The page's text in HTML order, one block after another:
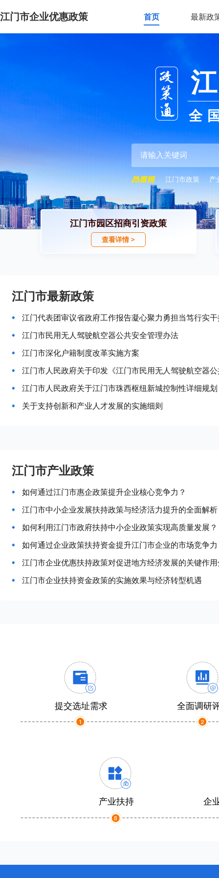
江门市企业优惠政策 首页 最新政
全
江门市政策 产
江门市园区招商引资政策
查看详情 >
江门市最新政策
江门代表团审议省政府工作报告凝心聚力勇担当笃行实
江门市民用无人驾驶航空器公共安全管理办法
江门市深化户籍制度改革实施方案
江门市人民政府关于印发《江门市民用无人驾驶航空器
关于支持创新和产业人才发展的实施细则
江门市产业政策
如何通过江门市惠企政策提升企业核心竞争力？
江门市中小企业发展扶持政策与经济活力提升的全面解析
如何利用江门市政府扶持中小企业政策实现高质量发展？
如何通过企业政策扶持资金提升江门市企业的市场竞争
江门市企业优惠扶持政策对促进地方经济发展的关键作
江门市企业扶持资金政策的实施效果与经济转型机遇
提交选址需求 全面调研
产业扶持 企